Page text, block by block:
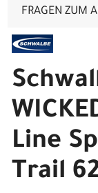
FRAGEN ZUM
Line
Trail